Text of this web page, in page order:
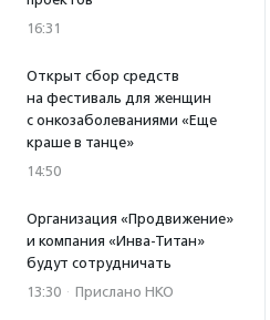
16:31
Открыт сбор средств
на фестиваль для женщин
с онкозаболеваниями «Еще
краше в танце»
14:50
Организация «Продвижение»
и компания «Инва-Титан»
будут сотрудничать
13:30 · Прислано НКО